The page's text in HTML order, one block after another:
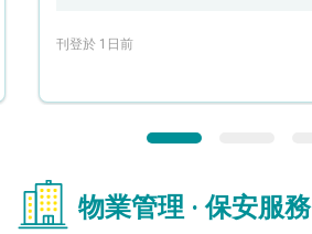
刊登於 1日前
物業管理 · 保安服務